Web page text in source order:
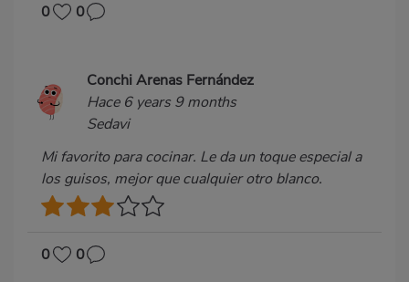
0 0
Conchi Arenas Fernández
Hace 6 years 9 months
Sedavi
Mi favorito para cocinar. Le da un toque especial a
los guisos, mejor que cualquier otro blanco.
0 0